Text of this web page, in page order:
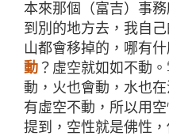
本來那個（富吉）事
到別的地方去，我自
山都會移掉的，哪有
動 ？虛空就如如不動
動，火也會動，水也
有虛空不動，所以用
提到，空性就是佛性，